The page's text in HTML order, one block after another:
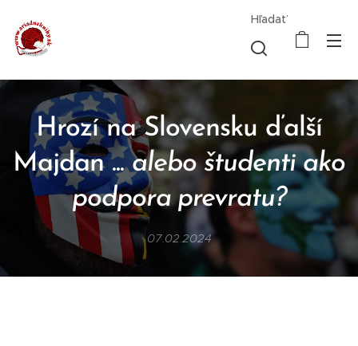
Hľadať
Hrozí na Slovensku ďalší
Majdan ...alebo študenti ako
podpora prevratu?
07.02.2024